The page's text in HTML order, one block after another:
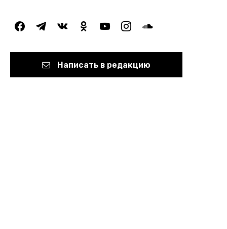
facebooktelegramvkontakteodnoklassniki
youtubeinstagramsoundcloud
Написать в редакцию